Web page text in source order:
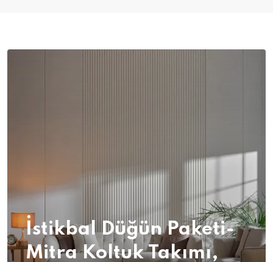
İstikbal Düğün Paketi-
Mitra Koltuk Takımı,